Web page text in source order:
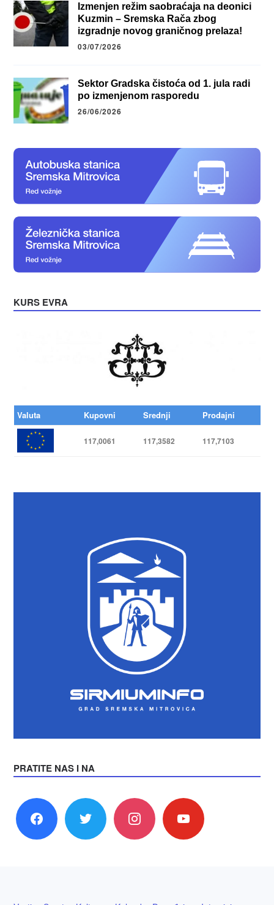
Izmenjen režim saobraćaja na deonici
Kuzmin – Sremska Rača zbog
izgradnje novog graničnog prelaza!
03/07/2026
Sektor Gradska čistoća od 1. jula radi
po izmenjenom rasporedu
26/06/2026
KURS EVRA
Valuta Kupovni Srednji Prodajni
117,0061 117,3582 117,7103
PRATITE NAS I NA
facebook twitter instagram youtube